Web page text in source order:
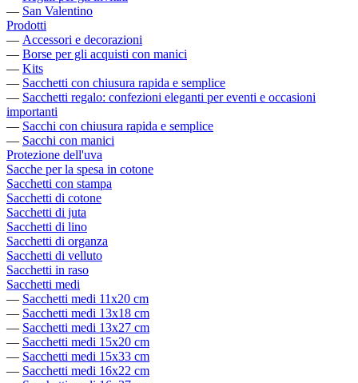
— San Valentino
Prodotti
— Accessori e decorazioni
— Borse per gli acquisti con manici
— Kits
— Sacchetti con chiusura rapida e semplice
— Sacchetti regalo: confezioni eleganti per eventi e occasioni
importanti
— Sacchi con chiusura rapida e semplice
— Sacchi con manici
Protezione dell'uva
Sacche per la spesa in cotone
Sacchetti con stampa
Sacchetti di cotone
Sacchetti di juta
Sacchetti di lino
Sacchetti di organza
Sacchetti di velluto
Sacchetti in raso
Sacchetti medi
— Sacchetti medi 11x20 cm
— Sacchetti medi 13x18 cm
— Sacchetti medi 13x27 cm
— Sacchetti medi 15x20 cm
— Sacchetti medi 15x33 cm
— Sacchetti medi 16x22 cm